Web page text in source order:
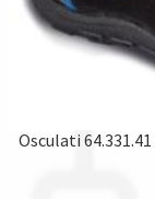
Osculati